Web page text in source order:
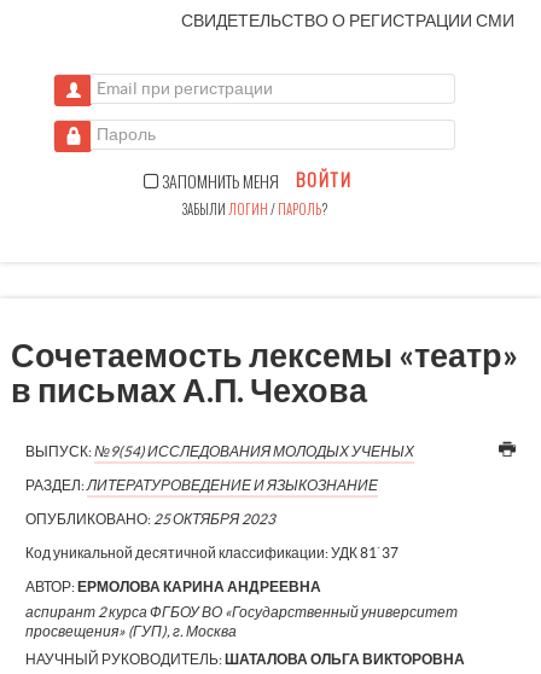
СВИДЕТЕЛЬСТВО О РЕГИСТРАЦИИСМИ
Email при регистрации
Пароль
ЗАПОМНИТЬ МЕНЯ ВОЙТИ
ЗАБЫЛИ ЛОГИН/ПАРОЛЬ?
Сочетаемость лексемы «театр»
в письмах А.П. Чехова
ВЫПУСК:№9(54) ИССЛЕДОВАНИЯ МОЛОДЫХ УЧЕНЫХ
РАЗДЕЛ:ЛИТЕРАТУРОВЕДЕНИЕ И ЯЗЫКОЗНАНИЕ
ОПУБЛИКОВАНО: 25 ОКТЯБРЯ 2023
Код уникальной десятичной классификации:УДК 81`37
АВТОР:ЕРМОЛОВА КАРИНА АНДРЕЕВНА
аспирант 2 курса ФГБОУ ВО «Государственный университет
просвещения» (ГУП), г. Москва
НАУЧНЫЙ РУКОВОДИТЕЛЬ:ШАТАЛОВА ОЛЬГА ВИКТОРОВНА